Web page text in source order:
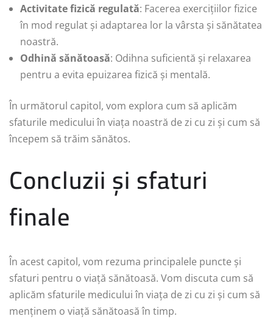
Activitate fizică regulată: Facerea exercițiilor fizice
în mod regulat și adaptarea lor la vârsta și sănătatea
noastră.
Odhină sănătoasă: Odihna suficientă și relaxarea
pentru a evita epuizarea fizică și mentală.
În următorul capitol, vom explora cum să aplicăm
sfaturile medicului în viața noastră de zi cu zi și cum să
începem să trăim sănătos.
Concluzii și sfaturi
finale
În acest capitol, vom rezuma principalele puncte și
sfaturi pentru o viață sănătoasă. Vom discuta cum să
aplicăm sfaturile medicului în viața de zi cu zi și cum să
menținem o viață sănătoasă în timp.